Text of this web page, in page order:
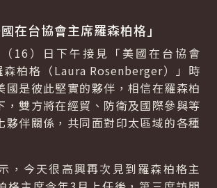
在台協會主席羅森柏格」
16）日下午接見「美國在台協會
森柏格（Laura Rosenberger）」時
國是彼此堅實的夥伴，相信在羅森柏
，雙方將在經貿、防衛及國際參與等
夥伴關係，共同面對印太區域的各種
，今天很高興再次見到羅森柏格主